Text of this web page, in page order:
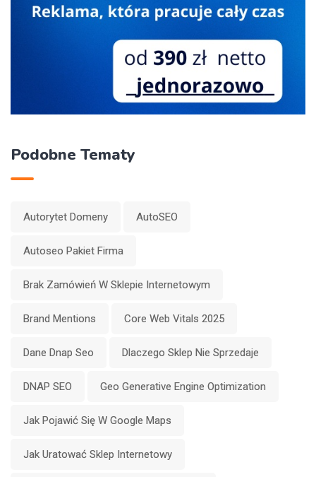
Podobne Tematy
Autorytet Domeny AutoSEO
Autoseo Pakiet Firma
Brak Zamówień W Sklepie Internetowym
Brand Mentions Core Web Vitals 2025
Dane Dnap Seo Dlaczego Sklep Nie Sprzedaje
DNAP SEO Geo Generative Engine Optimization
Jak Pojawić Się W Google Maps
Jak Uratować Sklep Internetowy